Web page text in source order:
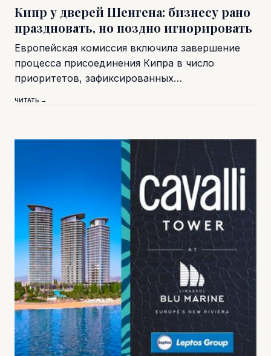
Кипр у дверей Шенгена: бизнесу рано
праздновать, но поздно игнорировать
Европейская комиссия включила завершение
процесса присоединения Кипра в число
приоритетов, зафиксированных…
ЧИТАТЬ →